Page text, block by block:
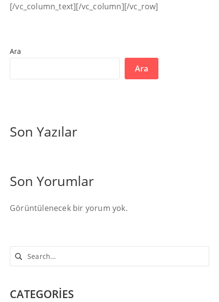
[/vc_column_text][/vc_column][/vc_row]
Ara
Ara
Son Yazılar
Son Yorumlar
Görüntülenecek bir yorum yok.
CATEGORIES